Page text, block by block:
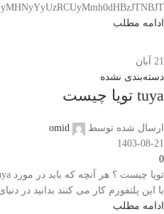
ادامه مطلب
21 آبان
دسته‌بندی نشده
tuya تویا چیست
ارسال شده توسط
omid
1403-08-21
0
با این پلتفورم کار می کنند بدانید در
ادامه مطلب